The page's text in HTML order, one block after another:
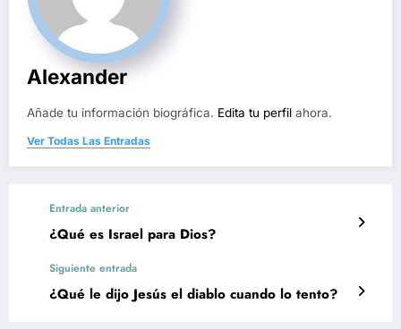
Alexander
Añade tu información biográfica. Edita tu perfil ahora.
Ver Todas Las Entradas
Entrada anterior
¿Qué es Israel para Dios?
Siguiente entrada
¿Qué le dijo Jesús el diablo cuando lo tento?